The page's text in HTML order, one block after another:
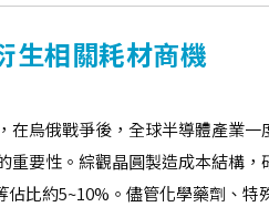
生相關耗材商機
在烏俄戰爭後，全球半導體產業
重要性。綜觀晶圓製造成本結構
佔比約5~10%。儘管化學藥劑、